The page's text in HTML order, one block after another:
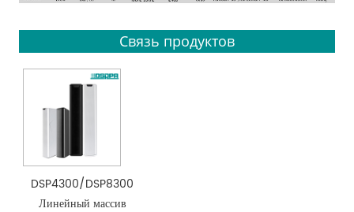
Связь продуктов
DSP4300/DSP8300
Линейный массив